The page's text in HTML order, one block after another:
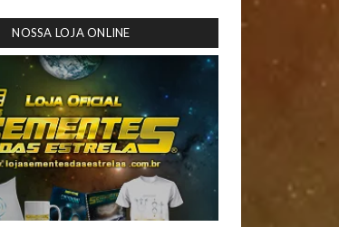
NOSSA LOJA ONLINE